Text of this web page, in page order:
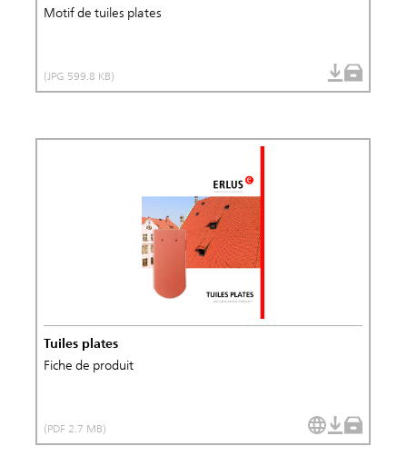
Motif de tuiles plates
(JPG 599.8 KB)
Tuiles plates
Fiche de produit
(PDF 2.7 MB)